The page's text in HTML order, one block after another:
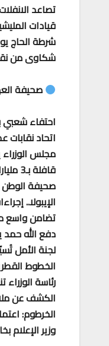
تصاعد
قيادات
شرطة الحاج
شكاوى من
صحيفة
احتفاء شعبي بقائد الفرقة 14 مشاة
اتحاد
مجلس الوزراء
قافلة بـ3 مليارات جنيه لدعم النازحين والمتأثرين بالحرب بالنيل الأزرق
صحيفة الوطن تعلن الحداد 3
الإيبولا..
تضامن واسع
دفع الله حمد
لجنة الأمل
الخطوط
رئاسة
الكشف عن
الخرطوم: اعتماد 1596 معلماً في 16 مركزاً لبدء تصحيح الشهادة
وزير